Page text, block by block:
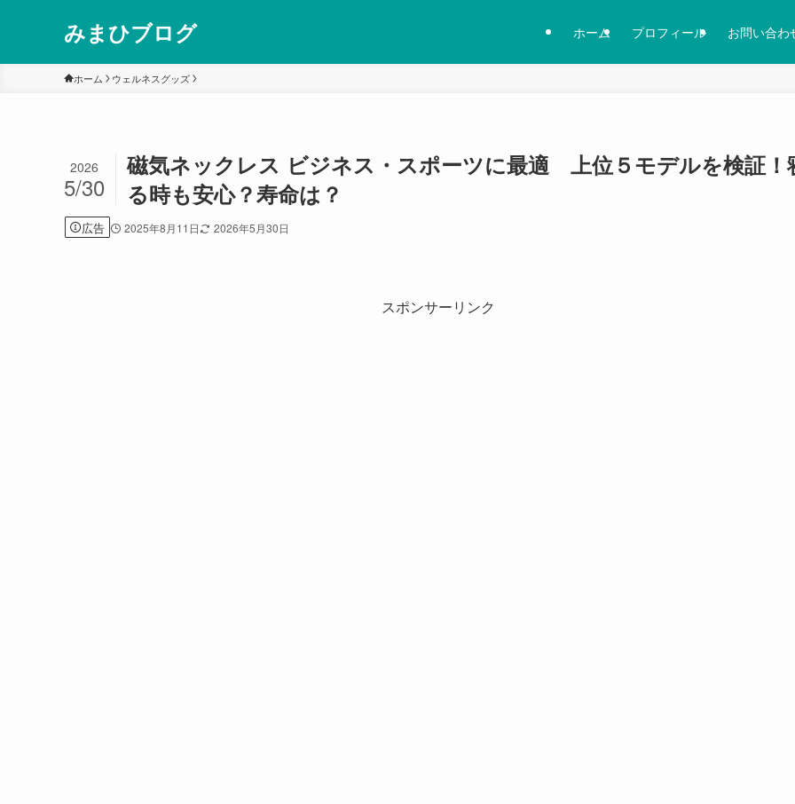
みまひブログ ホーム プロフィール お問い合わ
ホーム ウェルネスグッズ
磁気ネックレス ビジネス・スポーツに最適 上位５モデルを検証！
る時も安心？寿命は？
2026
5/30
広告 2025年8月11日 2026年5月30日
スポンサーリンク